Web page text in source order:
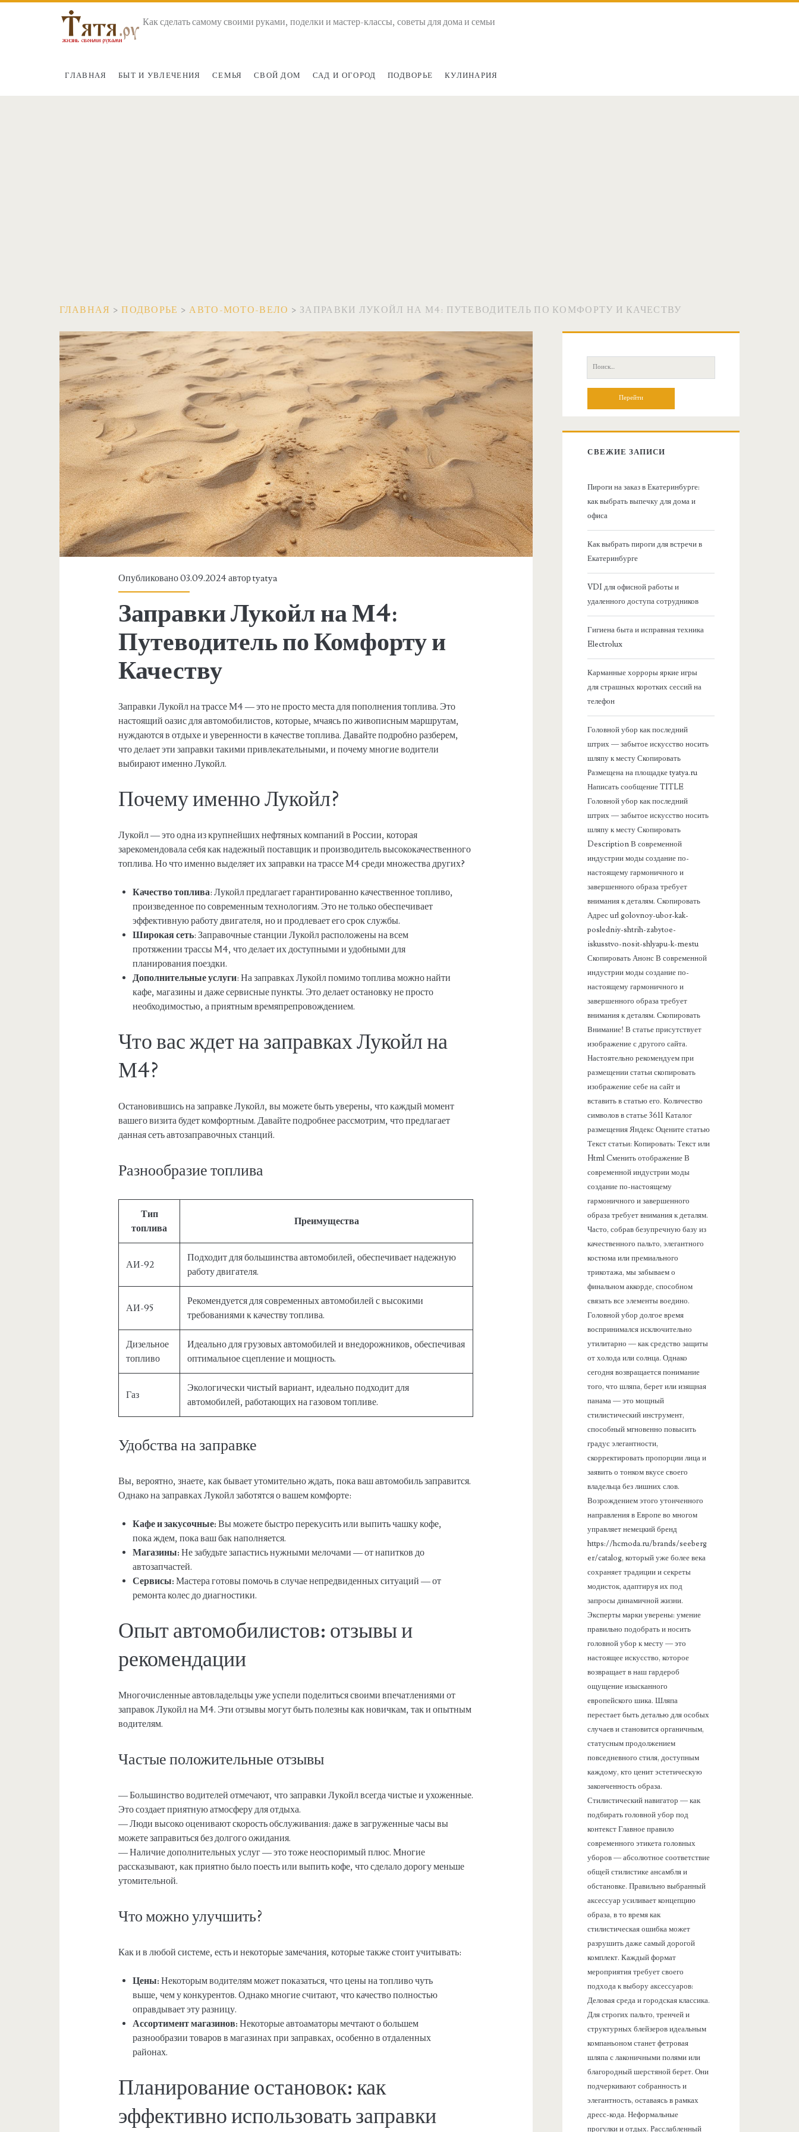
Как сделать самому своими руками, поделки и мастер-классы, советы для дома и семьи
ГЛАВНАЯ БЫТ И УВЛЕЧЕНИЯ СЕМЬЯ СВОЙ ДОМ САД И ОГОРОД ПОДВОРЬЕ КУЛИНАРИЯ
ГЛАВНАЯ >ПОДВОРЬЕ >АВТО-МОТО-ВЕЛО > ЗАПРАВКИ ЛУКОЙЛ НА М4: ПУТЕВОДИТЕЛЬ ПО КОМФОРТУ И КАЧЕСТВУ
Опубликовано 03.09.2024 авторtyatya
Заправки Лукойл на М4:
Путеводитель по Комфорту и
Качеству
Заправки Лукойл на трассе М4 — это не просто места для пополнения топлива. Это
настоящий оазис для автомобилистов, которые, мчаясь по живописным маршрутам,
нуждаются в отдыхе и уверенности в качестве топлива. Давайте подробно разберем,
что делает эти заправки такими привлекательными, и почему многие водители
выбирают именно Лукойл.
Почему именно Лукойл?
Лукойл — это одна из крупнейших нефтяных компаний в России, которая
зарекомендовала себя как надежный поставщик и производитель высококачественного
топлива. Но что именно выделяет их заправки на трассе М4 среди множества других?
Качество топлива: Лукойл предлагает гарантированно качественное топливо,
произведенное по современным технологиям. Это не только обеспечивает
эффективную работу двигателя, но и продлевает его срок службы.
Широкая сеть: Заправочные станции Лукойл расположены на всем
протяжении трассы М4, что делает их доступными и удобными для
планирования поездки.
Дополнительные услуги: На заправках Лукойл помимо топлива можно найти
кафе, магазины и даже сервисные пункты. Это делает остановку не просто
необходимостью, а приятным времяпрепровождением.
Что вас ждет на заправках Лукойл на
М4?
Остановившись на заправке Лукойл, вы можете быть уверены, что каждый момент
вашего визита будет комфортным. Давайте подробнее рассмотрим, что предлагает
данная сеть автозаправочных станций.
Разнообразие топлива
Тип
топлива
Преимущества
АИ-92
Подходит для большинства автомобилей, обеспечивает надежную
работу двигателя.
АИ-95
Рекомендуется для современных автомобилей с высокими
требованиями к качеству топлива.
Дизельное
топливо
Идеально для грузовых автомобилей и внедорожников, обеспечивая
оптимальное сцепление и мощность.
Газ
Экологически чистый вариант, идеально подходит для
автомобилей, работающих на газовом топливе.
Удобства на заправке
Вы, вероятно, знаете, как бывает утомительно ждать, пока ваш автомобиль заправится.
Однако на заправках Лукойл заботятся о вашем комфорте:
Кафе и закусочные: Вы можете быстро перекусить или выпить чашку кофе,
пока ждем, пока ваш бак наполняется.
Магазины: Не забудьте запастись нужными мелочами — от напитков до
автозапчастей.
Сервисы: Мастера готовы помочь в случае непредвиденных ситуаций — от
ремонта колес до диагностики.
Опыт автомобилистов: отзывы и
рекомендации
Многочисленные автовладельцы уже успели поделиться своими впечатлениями от
заправок Лукойл на М4. Эти отзывы могут быть полезны как новичкам, так и опытным
водителям.
Частые положительные отзывы
— Большинство водителей отмечают, что заправки Лукойл всегда чистые и ухоженные.
Это создает приятную атмосферу для отдыха.
— Люди высоко оценивают скорость обслуживания: даже в загруженные часы вы
можете заправиться без долгого ожидания.
— Наличие дополнительных услуг — это тоже неоспоримый плюс. Многие
рассказывают, как приятно было поесть или выпить кофе, что сделало дорогу меньше
утомительной.
Что можно улучшить?
Как и в любой системе, есть и некоторые замечания, которые также стоит учитывать:
Цены: Некоторым водителям может показаться, что цены на топливо чуть
выше, чем у конкурентов. Однако многие считают, что качество полностью
оправдывает эту разницу.
Ассортимент магазинов: Некоторые автоаматоры мечтают о большем
разнообразии товаров в магазинах при заправках, особенно в отдаленных
районах.
Планирование остановок: как
эффективно использовать заправки
о
П
о
:
СВЕЖИЕ ЗАПИСИ
Пироги на заказ в Екатеринбурге:
как выбрать выпечку для дома и
офиса
Как выбрать пироги для встречи в
Екатеринбурге
VDI для офисной работы и
удаленного доступа сотрудников
Гигиена быта и исправная техника
Electrolux
Карманные хорроры яркие игры
для страшных коротких сессий на
телефон
Головной убор как последний
штрих — забытое искусство носить
шляпу к месту Скопировать
Размещена на площадке tyatya.ru
Написать сообщение TITLE
Головной убор как последний
штрих — забытое искусство носить
шляпу к месту Скопировать
Description В современной
индустрии моды создание по-
настоящему гармоничного и
завершенного образа требует
внимания к деталям. Скопировать
Адрес url golovnoy-ubor-kak-
posledniy-shtrih-zabytoe-
iskusstvo-nosit-shlyapu-k-mestu
Скопировать Анонс В современной
индустрии моды создание по-
настоящему гармоничного и
завершенного образа требует
внимания к деталям. Скопировать
Внимание! В статье присутствует
изображение с другого сайта.
Настоятельно рекомендуем при
размещении статьи скопировать
изображение себе на сайт и
вставить в статью его. Количество
символов в статье 3611 Каталог
размещения Яндекс Оцените статью
Текст статьи: Копировать: Текст или
Html Cменить отображение В
современной индустрии моды
создание по-настоящему
гармоничного и завершенного
образа требует внимания к деталям.
Часто, собрав безупречную базу из
качественного пальто, элегантного
костюма или премиального
трикотажа, мы забываем о
финальном аккорде, способном
связать все элементы воедино.
Головной убор долгое время
воспринимался исключительно
утилитарно — как средство защиты
от холода или солнца. Однако
сегодня возвращается понимание
того, что шляпа, берет или изящная
панама — это мощный
стилистический инструмент,
способный мгновенно повысить
градус элегантности,
скорректировать пропорции лица и
заявить о тонком вкусе своего
владельца без лишних слов.
Возрождением этого утонченного
направления в Европе во многом
управляет немецкий бренд
https://hcmoda.ru/brands/seeberg
er/catalog, который уже более века
сохраняет традиции и секреты
модисток, адаптируя их под
запросы динамичной жизни.
Эксперты марки уверены: умение
правильно подобрать и носить
головной убор к месту — это
настоящее искусство, которое
возвращает в наш гардероб
ощущение изысканного
европейского шика. Шляпа
перестает быть деталью для особых
случаев и становится органичным,
статусным продолжением
повседневного стиля, доступным
каждому, кто ценит эстетическую
законченность образа.
Стилистический навигатор — как
подбирать головной убор под
контекст Главное правило
современного этикета головных
уборов — абсолютное соответствие
общей стилистике ансамбля и
обстановке. Правильно выбранный
аксессуар усиливает концепцию
образа, в то время как
стилистическая ошибка может
разрушить даже самый дорогой
комплект. Каждый формат
мероприятия требует своего
подхода к выбору аксессуаров:
Деловая среда и городская классика.
Для строгих пальто, тренчей и
структурных блейзеров идеальным
компаньоном станет фетровая
шляпа с лаконичными полями или
благородный шерстяной берет. Они
подчеркивают собранность и
элегантность, оставаясь в рамках
дресс-кода. Неформальные
прогулки и отдых. Расслабленный